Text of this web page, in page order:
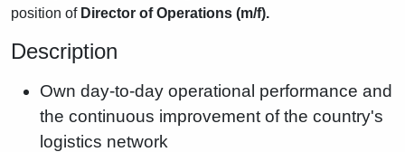
position of Director of Operations (m/f).
Description
Own day-to-day operational performance and
the continuous improvement of the country's
logistics network